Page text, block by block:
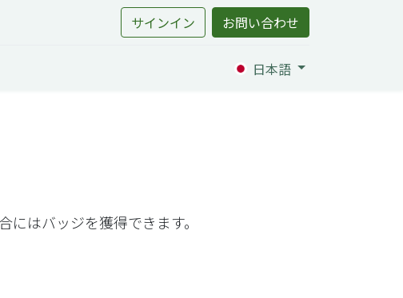
サインイン お問い合わせ
日本語
バッジを獲得できます。